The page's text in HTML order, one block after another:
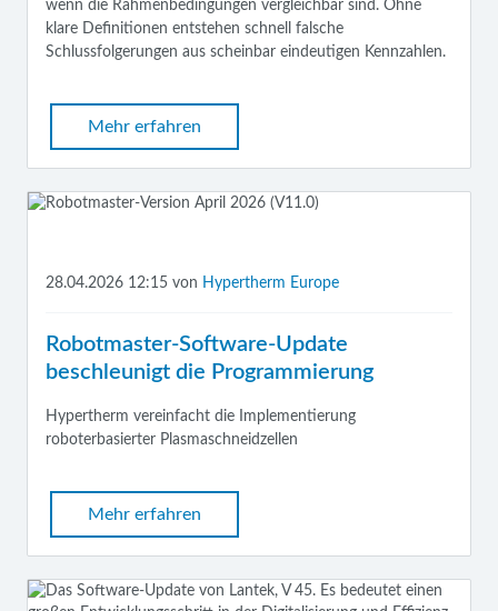
wenn die Rahmenbedingungen vergleichbar sind. Ohne
klare Definitionen entstehen schnell falsche
Schlussfolgerungen aus scheinbar eindeutigen Kennzahlen.
Mehr erfahren
28.04.2026 12:15 von Hypertherm Europe
Robotmaster-Software-Update
beschleunigt die Programmierung
Hypertherm vereinfacht die Implementierung
roboterbasierter Plasmaschneidzellen
Mehr erfahren